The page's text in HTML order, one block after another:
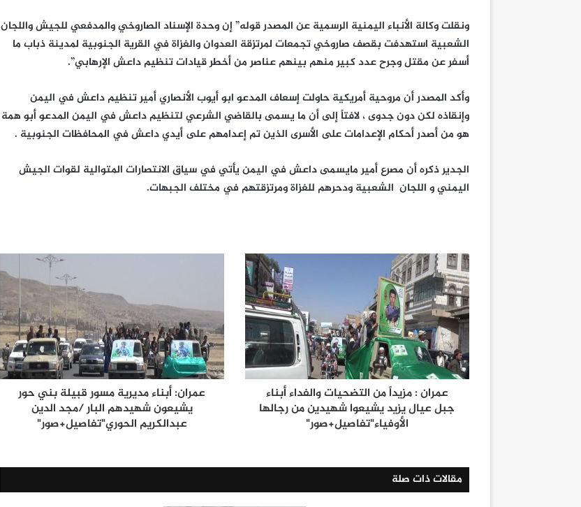
ونقلت وكالة الأنباء اليمنية الرسمية عن المصدر قوله” إن وحدة الإسناد الصاروخي والمدفعي للجيش واللجان
الشعبية استهدفت بقصف صاروخي تجمعات لمرتزقة العدوان والغزاة في القرية الجنوبية لمدينة ذباب ما
أسفر عن مقتل وجرح عدد كبير منهم بينهم عناصر من أخطر قيادات تنظيم داعش الإرهابي”.
وأكد المصدر أن مروحية أمريكية حاولت إسعاف المدعو ابو أيوب الأنصاري أمير تنظيم داعش في اليمن
وإنقاذه لكن دون جدوى ، لافتاً إلى أن ما يسمى بالقاضي الشرعي لتنظيم داعش في اليمن المدعو أبو همة
هو من أصدر أحكام الإعدامات على الأسرى الذين تم إعدامهم على أيدي داعش في المحافظات الجنوبية .
الجدير ذكره أن مصرع أمير مايسمى داعش في اليمن يأتي في سياق الانتصارات المتوالية لقوات الجيش
اليمني و اللجان الشعبية ودحرهم للغزاة ومرتزقتهم في مختلف الجبهات.
عمران : مزيداً من التضحيات والفداء أبناء
جبل عيال يزيد يشيعوا شهيدين من رجالها
الأوفياء"تفاصيل+صور"
عمران: أبناء مديرية مسور قبيلة بني حور
يشيعون شهيدهم البار /مجد الدين
عبدالكريم الحوري"تفاصيل+صور"
مقالات ذات صلة